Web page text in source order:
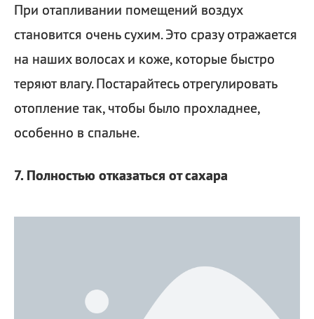
При отапливании помещений воздух
становится очень сухим. Это сразу отражается
на наших волосах и коже, которые быстро
теряют влагу. Постарайтесь отрегулировать
отопление так, чтобы было прохладнее,
особенно в спальне.
7. Полностью отказаться от сахара